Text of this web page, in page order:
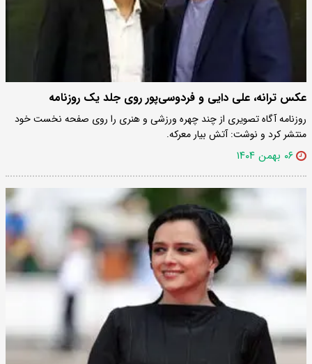
عکس ترانه، علی دایی و فردوسی‌پور روی جلد یک روزنامه
روزنامه آگاه تصویری از چند چهره ورزشی و هنری را روی صفحه نخست خود
منتشر کرد و نوشت: آتش بیار معرکه.
۰۶ بهمن ۱۴۰۴